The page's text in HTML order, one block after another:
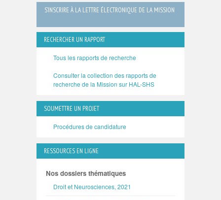
S’INSCRIRE À LA LETTRE ÉLECTRONIQUE DE LA MISSION
RECHERCHER UN RAPPORT
Tous les rapports de recherche
Consulter la collection des rapports de
recherche de la Mission sur HAL-SHS
SOUMETTRE UN PROJET
Procédures de candidature
RESSOURCES EN LIGNE
Nos dossiers thématiques
Droit et Neurosciences, 2021